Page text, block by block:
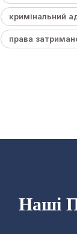
кримінальний
права
Наші